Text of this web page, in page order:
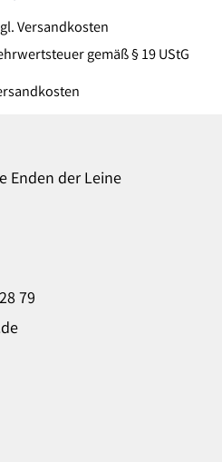
Versandkosten
gemäß § 19 UStG
Enden der Leine
79